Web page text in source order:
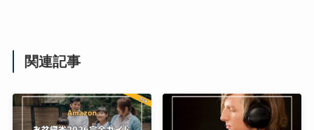
関連記事